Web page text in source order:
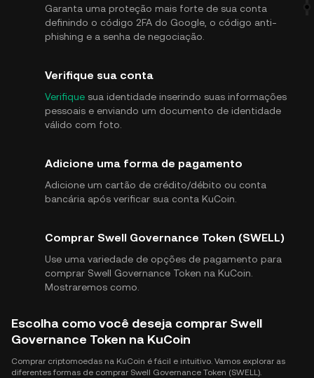
Garanta uma proteção mais forte de sua conta
definindo o código 2FA do Google, o código anti-
phishing e a senha de negociação.
Verifique sua conta
Verifique sua identidade inserindo suas informações
pessoais e enviando um documento de identidade
válido com foto.
Adicione uma forma de pagamento
Adicione um cartão de crédito/débito ou conta
bancária após verificar sua conta KuCoin.
Comprar Swell Governance Token (SWELL)
Use uma variedade de opções de pagamento para
comprar Swell Governance Token na KuCoin.
Mostraremos como.
Escolha como você deseja comprar Swell
Governance Token na KuCoin
Comprar criptomoedas na KuCoin é fácil e intuitivo. Vamos explorar as
diferentes formas de comprar Swell Governance Token (SWELL).